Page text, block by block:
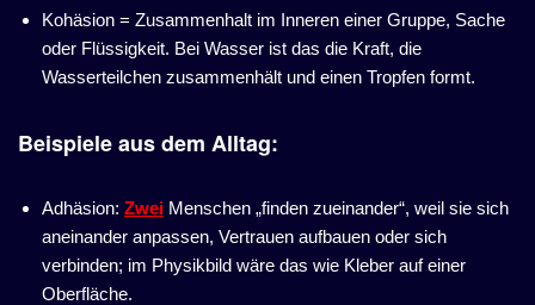
Kohäsion = Zusammenhalt im Inneren einer Gruppe, Sache
oder Flüssigkeit. Bei Wasser ist das die Kraft, die
Wasserteilchen zusammenhält und einen Tropfen formt.
Beispiele aus dem Alltag:
Adhäsion: Zwei Menschen „finden zueinander“, weil sie sich
aneinander anpassen, Vertrauen aufbauen oder sich
verbinden; im Physikbild wäre das wie Kleber auf einer
Oberfläche.